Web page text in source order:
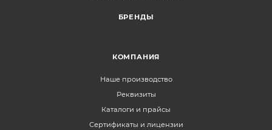
БРЕНДЫ
КОМПАНИЯ
Наше производство
Реквизиты
Каталоги и прайсы
Сертификаты и лицензии